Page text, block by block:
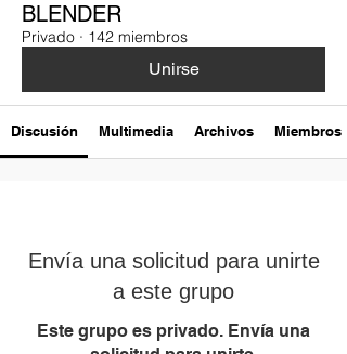
BLENDER
Privado · 142 miembros
Unirse
Discusión Multimedia Archivos Miembros
Envía una solicitud para unirte
a este grupo
Este grupo es privado. Envía una